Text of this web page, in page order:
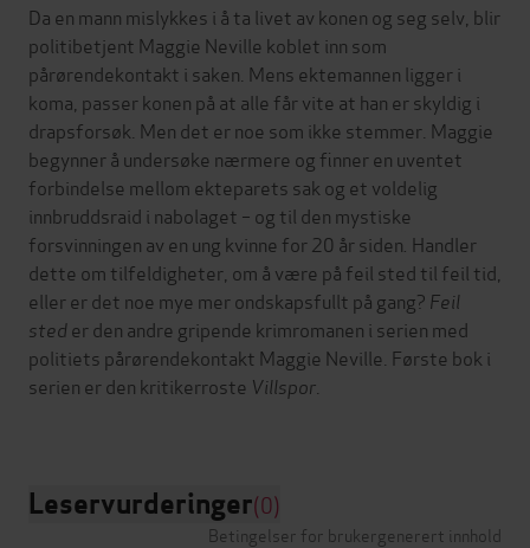
Da en mann mislykkes i å ta livet av konen og seg selv, blir
politibetjent Maggie Neville koblet inn som
pårørendekontakt i saken. Mens ektemannen ligger i
koma, passer konen på at alle får vite at han er skyldig i
drapsforsøk. Men det er noe som ikke stemmer. Maggie
begynner å undersøke nærmere og finner en uventet
forbindelse mellom ekteparets sak og et voldelig
innbruddsraid i nabolaget – og til den mystiske
forsvinningen av en ung kvinne for 20 år siden Handler
dette om tilfeldigheter, om å være på feil sted til feil tid,
eller er det noe mye mer ondskapsfullt på gang? Feil
steder den andre gripende krimromanen i serien med
politiets pårørendekontakt Maggie Neville. Første bok i
serien er den kritikerroste Villspor
Leservurderinger(0)
Betingelser for brukergenerert innhold